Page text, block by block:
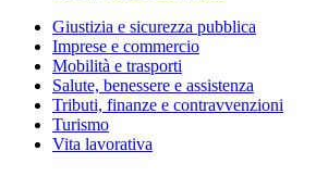
Giustizia e sicurezza pubblica
Imprese e commercio
Mobilità e trasporti
Salute, benessere e assistenza
Tributi, finanze e contravvenzioni
Turismo
Vita lavorativa